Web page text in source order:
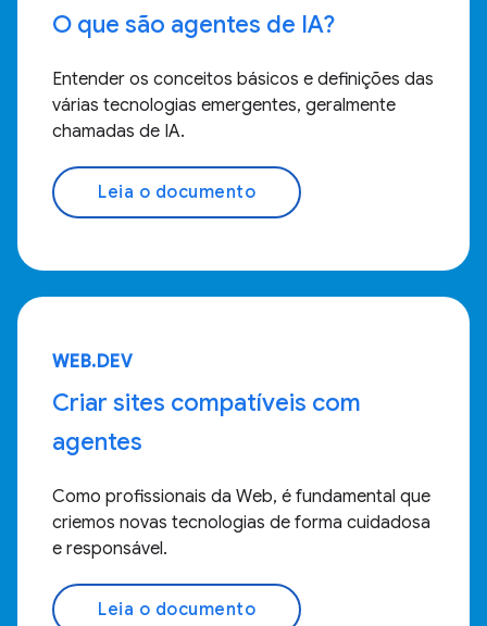
O que são agentes de IA?
Entender os conceitos básicos e definições das
várias tecnologias emergentes, geralmente
chamadas de IA.
Leia o documento
WEB.DEV
Criar sites compatíveis com
agentes
Como profissionais da Web, é fundamental que
criemos novas tecnologias de forma cuidadosa
e responsável.
Leia o documento